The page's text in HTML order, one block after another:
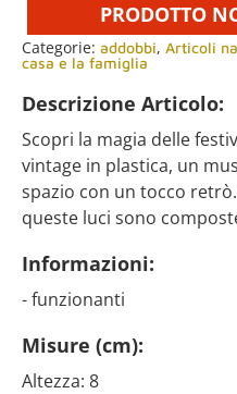
PRODOTTO
Categorie: addobbi, Articoli
casa e la famiglia
Descrizione Articolo:
Scopri la magia delle
vintage in plastica, un
spazio con un tocco
queste luci sono
Informazioni:
- funzionanti
Misure (cm):
Altezza: 8